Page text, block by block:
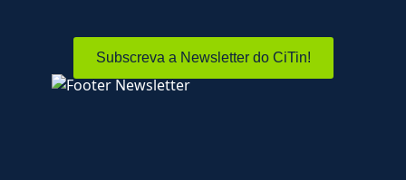
Subscreva a Newsletter do CiTin!